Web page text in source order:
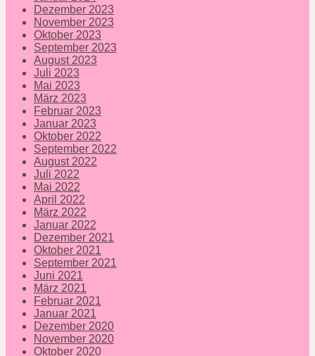
Dezember 2023
November 2023
Oktober 2023
September 2023
August 2023
Juli 2023
Mai 2023
März 2023
Februar 2023
Januar 2023
Oktober 2022
September 2022
August 2022
Juli 2022
Mai 2022
April 2022
März 2022
Januar 2022
Dezember 2021
Oktober 2021
September 2021
Juni 2021
März 2021
Februar 2021
Januar 2021
Dezember 2020
November 2020
Oktober 2020